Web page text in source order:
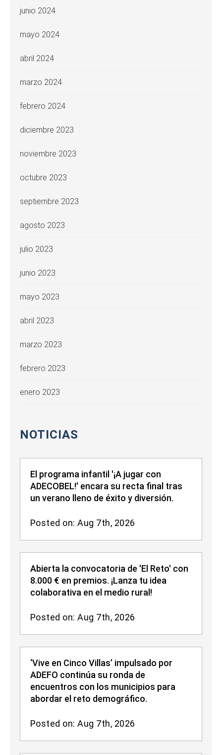
junio 2024
mayo 2024
abril 2024
marzo 2024
febrero 2024
diciembre 2023
noviembre 2023
octubre 2023
septiembre 2023
agosto 2023
julio 2023
junio 2023
mayo 2023
abril 2023
marzo 2023
febrero 2023
enero 2023
NOTICIAS
El programa infantil '¡A jugar con
ADECOBEL!' encara su recta final tras
un verano lleno de éxito y diversión.
Posted on: Aug 7th, 2026
Abierta la convocatoria de 'El Reto' con
8.000 € en premios. ¡Lanza tu idea
colaborativa en el medio rural!
Posted on: Aug 7th, 2026
‘Vive en Cinco Villas’ impulsado por
ADEFO continúa su ronda de
encuentros con los municipios para
abordar el reto demográfico.
Posted on: Aug 7th, 2026